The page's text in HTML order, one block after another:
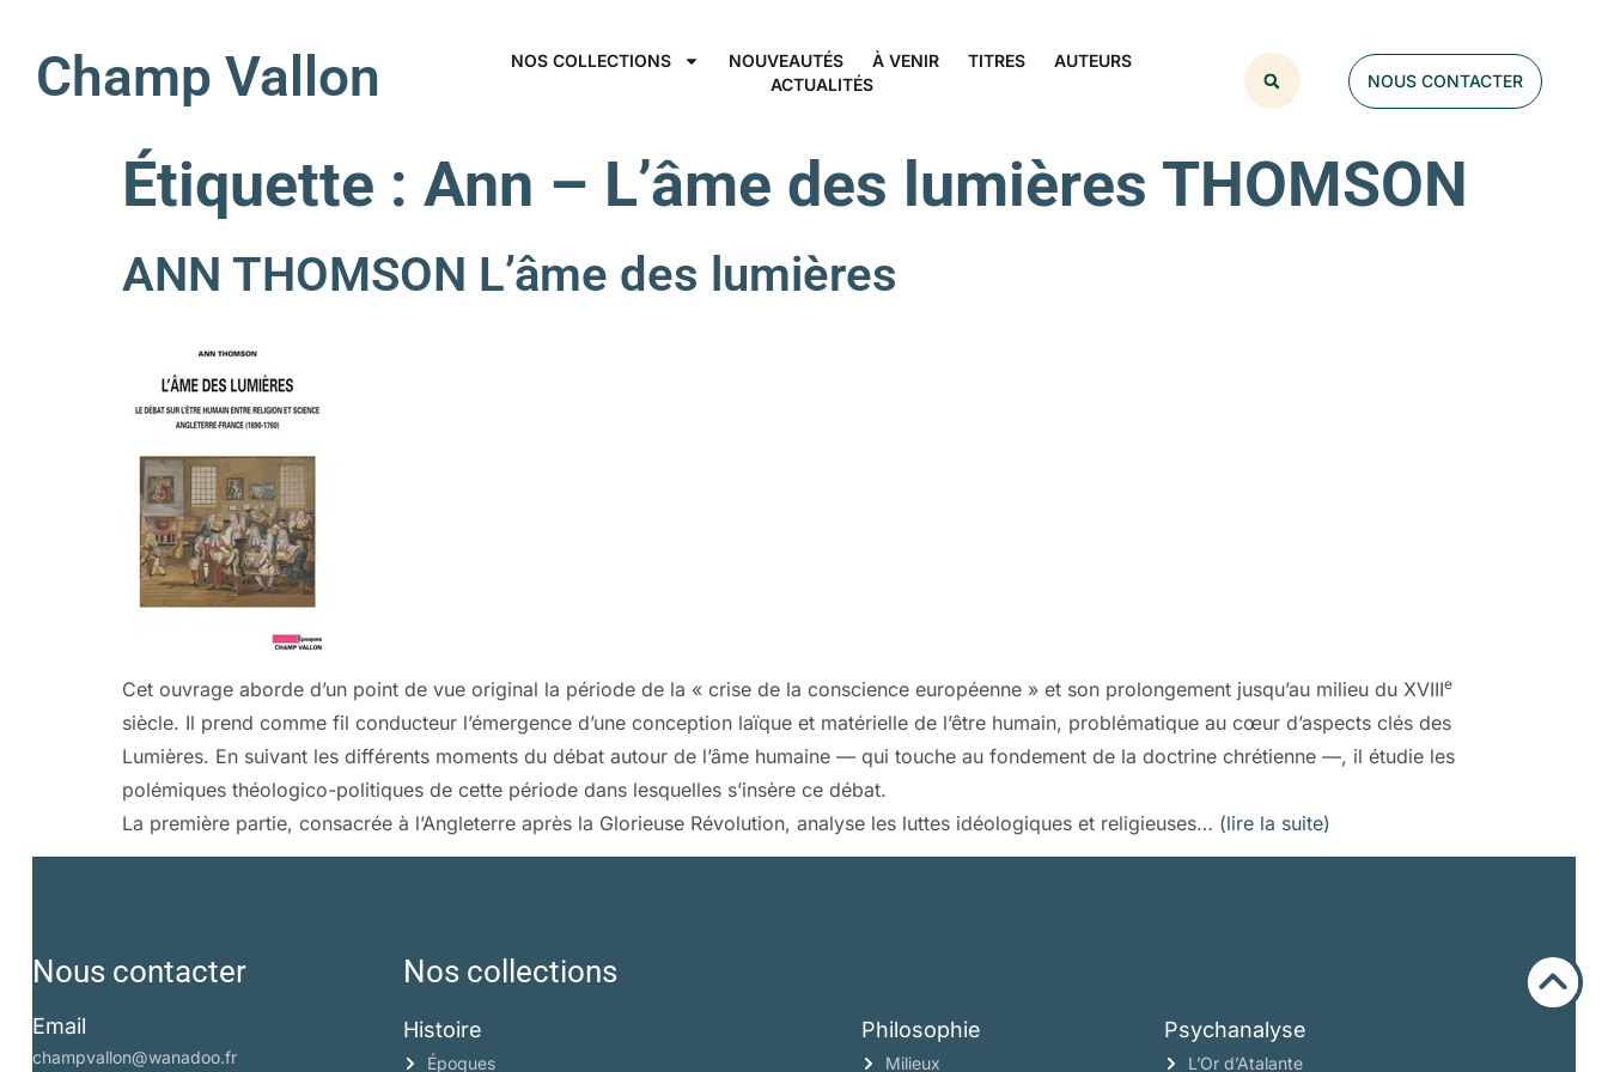
Champ Vallon NOS COLLECTIONS NOUVEAUTÉS À VENIR TITRES
AUTEURS
ACTUALITÉS
NOUS CONTACTER
Étiquette : Ann – L’âme des lumières THOMSON
ANN THOMSON L’âme des lumières
Cet ouvrage aborde d’un point de vue original la période de la « crise de la conscience européenne » et son prolongement jusqu’au milieu du XVIIIe
siècle. Il prend comme fil conducteur l’émergence d’une conception laïque et matérielle de l’être humain, problématique au cœur d’aspects clés des
Lumières. En suivant les différents moments du débat autour de l’âme humaine — qui touche au fondement de la doctrine chrétienne —, il étudie les
polémiques théologico-politiques de cette période dans lesquelles s’insère ce débat.
La première partie, consacrée à l’Angleterre après la Glorieuse Révolution, analyse les luttes idéologiques et religieuses… (lire la suite)
Nous contacter
Email
champvallon@wanadoo.fr
Nos collections
Histoire
Époques
Philosophie
Milieux
Psychanalyse
L’Or d’Atalante